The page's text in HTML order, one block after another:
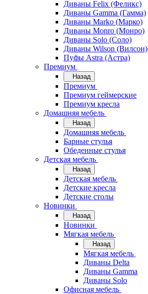
Диваны Felix (Феликс)
Диваны Gamma (Гамма)
Диваны Marko (Марко)
Диваны Monro (Монро)
Диваны Solo (Соло)
Диваны Wilson (Вилсон)
Пуфы Astra (Астра)
Премиум
Назад
Премиум
Премиум геймерские
Премиум кресла
Домашняя мебель
Назад
Домашняя мебель
Барные стулья
Обеденные стулья
Детская мебель
Назад
Детская мебель
Детские кресла
Детские столы
Новинки
Назад
Новинки
Мягкая мебель
Назад
Мягкая мебель
Диваны Delta
Диваны Gamma
Диваны Solo
Офисная мебель